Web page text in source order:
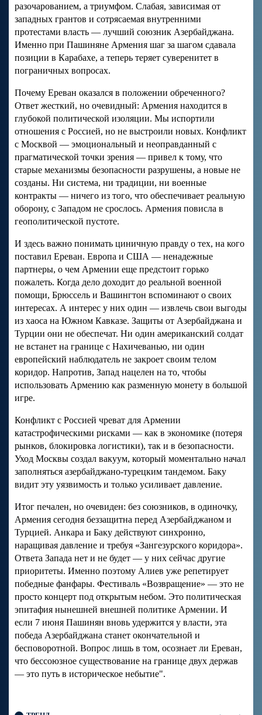
разочарованием, а триумфом. Слабая, зависимая от
западных грантов и сотрясаемая внутренними
протестами власть — лучший союзник Азербайджана.
Именно при Пашиняне Армения шаг за шагом сдавала
позиции в Карабахе, а теперь теряет суверенитет в
пограничных вопросах.
Почему Ереван оказался в положении обреченного?
Ответ жесткий, но очевидный: Армения находится в
глубокой политической изоляции. Мы испортили
отношения с Россией, но не выстроили новых. Конфликт
с Москвой — эмоциональный и неоправданный с
прагматической точки зрения — привел к тому, что
старые механизмы безопасности разрушены, а новые не
созданы. Ни система, ни традиции, ни военные
контракты — ничего из того, что обеспечивает реальную
оборону, с Западом не срослось. Армения повисла в
геополитической пустоте.
И здесь важно понимать циничную правду о тех, на кого
поставил Ереван. Европа и США — ненадежные
партнеры, о чем Армении еще предстоит горько
пожалеть. Когда дело доходит до реальной военной
помощи, Брюссель и Вашингтон вспоминают о своих
интересах. А интерес у них один — извлечь свои выгоды
из хаоса на Южном Кавказе. Защиты от Азербайджана и
Турции они не обеспечат. Ни один американский солдат
не встанет на границе с Нахичеванью, ни один
европейский наблюдатель не закроет своим телом
коридор. Напротив, Запад нацелен на то, чтобы
использовать Армению как разменную монету в большой
игре.
Конфликт с Россией чреват для Армении
катастрофическими рисками — как в экономике (потеря
рынков, блокировка логистики), так и в безопасности.
Уход Москвы создал вакуум, который моментально начал
заполняться азербайджано-турецким тандемом. Баку
видит эту уязвимость и только усиливает давление.
Итог печален, но очевиден: без союзников, в одиночку,
Армения сегодня беззащитна перед Азербайджаном и
Турцией. Анкара и Баку действуют синхронно,
наращивая давление и требуя «Зангезурского коридора».
Ответа Запада нет и не будет — у них сейчас другие
приоритеты. Именно поэтому Алиев уже репетирует
победные фанфары. Фестиваль «Возвращение» — это не
просто концерт под открытым небом. Это политическая
эпитафия нынешней внешней политике Армении. И
если 7 июня Пашинян вновь удержится у власти, эта
победа Азербайджана станет окончательной и
бесповоротной. Вопрос лишь в том, осознает ли Ереван,
что бессоюзное существование на границе двух держав
— это путь в историческое небытие".